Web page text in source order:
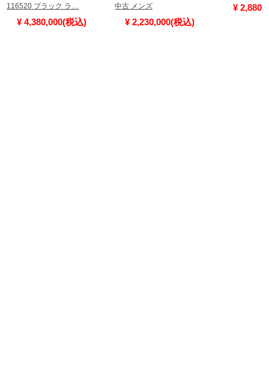
116520 ブラック ラ…
¥ 4,380,000(税込)
中古 メンズ
¥ 2,230,000(税込)
¥